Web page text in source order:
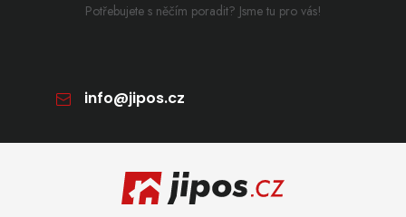
Potřebujete s něčím poradit? Jsme tu pro vás!
info@jipos.cz
Zápatí